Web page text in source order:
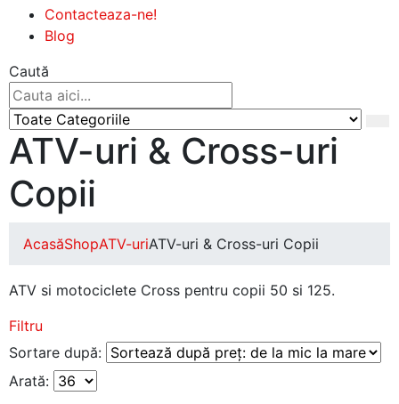
Contacteaza-ne!
Blog
Caută
ATV-uri & Cross-uri
Copii
AcasăShopATV-uriATV-uri & Cross-uri Copii
ATV si motociclete Cross pentru copii 50 si 125.
Filtru
Sortare după:
Arată: